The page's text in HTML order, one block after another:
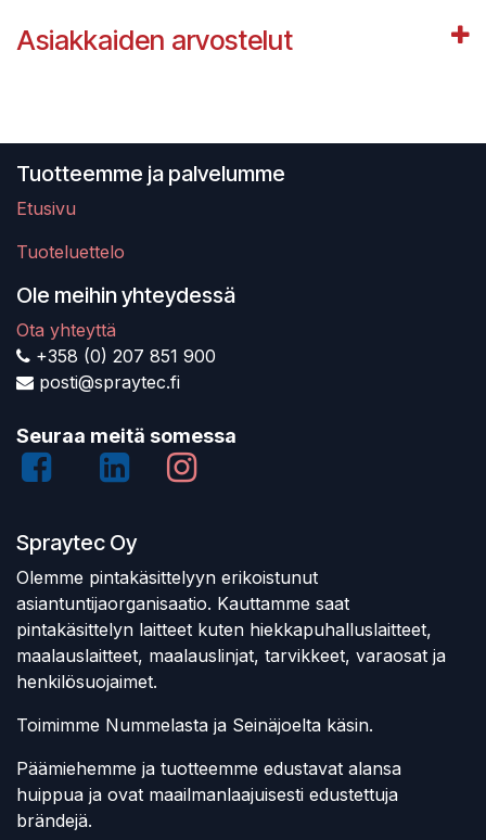
Asiakkaiden arvostelut
Tuotteemme ja palvelumme
Etusivu
Tuoteluettelo
Ole meihin yhteydessä
Ota yhteyttä
+358 (0) 207 851 900
posti@spraytec.fi
Seuraa meitä somessa
Spraytec Oy
Olemme pintakäsittelyyn erikoistunut
asiantuntijaorganisaatio. Kauttamme saat
pintakäsittelyn laitteet kuten hiekkapuhalluslaitteet,
maalauslaitteet, maalauslinjat, tarvikkeet, varaosat ja
henkilösuojaimet.
Toimimme Nummelasta ja Seinäjoelta käsin.
Päämiehemme ja tuotteemme edustavat alansa
huippua ja ovat maailmanlaajuisesti edustettuja
brändejä.